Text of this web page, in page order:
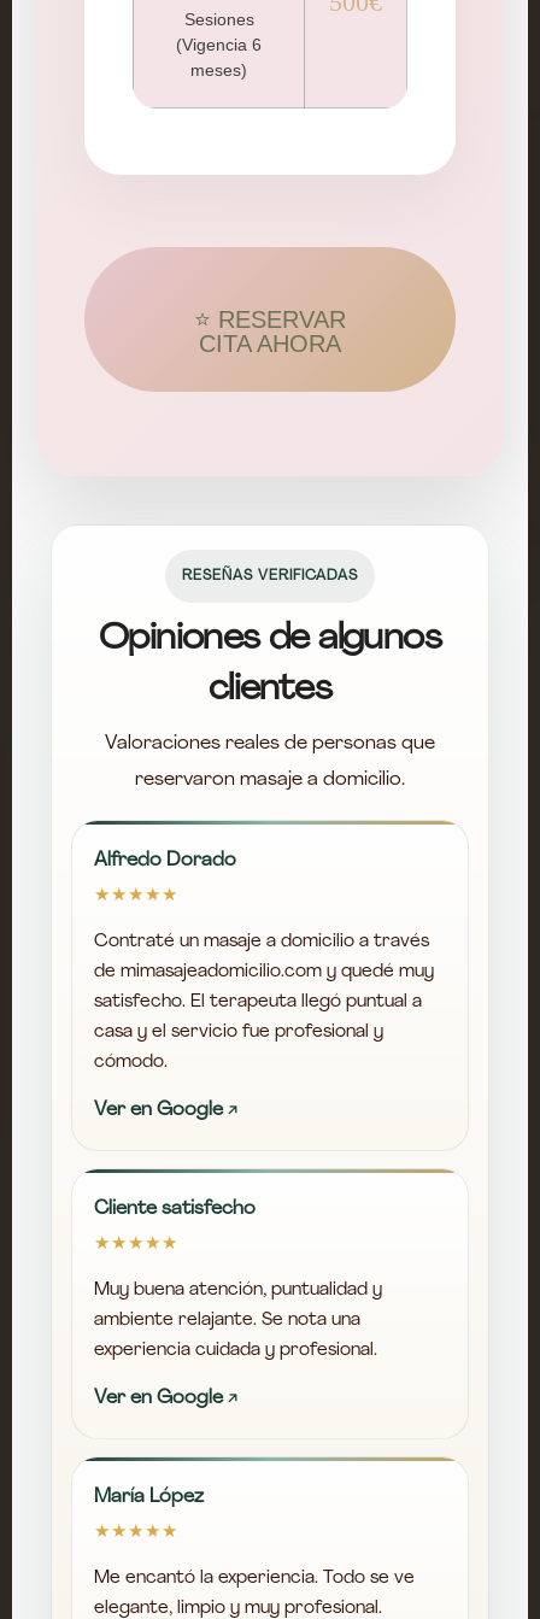
Sesiones
(Vigencia 6
meses)
⭐ RESERVAR
CITA AHORA
RESEÑAS VERIFICADAS
Opiniones de algunos
clientes
Valoraciones reales de personas que
reservaron masaje a domicilio.
Alfredo Dorado
★★★★★
Contraté un masaje a domicilio a través
de mimasajeadomicilio.com y quedé muy
satisfecho. El terapeuta llegó puntual a
casa y el servicio fue profesional y
cómodo.
Ver en Google ↗
Cliente satisfecho
★★★★★
Muy buena atención, puntualidad y
ambiente relajante. Se nota una
experiencia cuidada y profesional.
Ver en Google ↗
María López
★★★★★
Me encantó la experiencia. Todo se ve
elegante, limpio y muy profesional.